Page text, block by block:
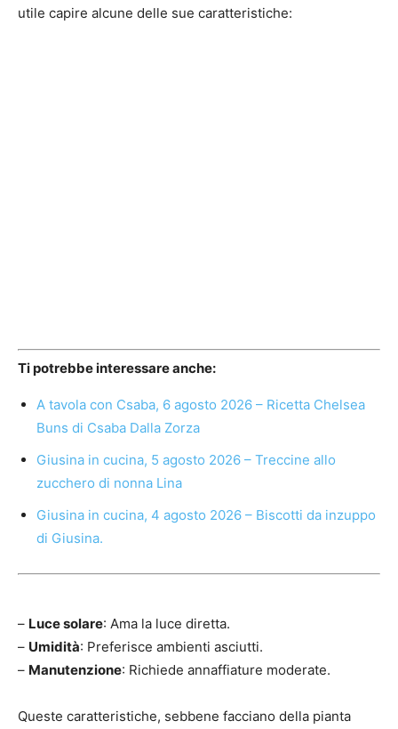
utile capire alcune delle sue caratteristiche:
Ti potrebbe interessare anche:
A tavola con Csaba, 6 agosto 2026 – Ricetta Chelsea
Buns di Csaba Dalla Zorza
Giusina in cucina, 5 agosto 2026 – Treccine allo
zucchero di nonna Lina
Giusina in cucina, 4 agosto 2026 – Biscotti da inzuppo
di Giusina.
– Luce solare: Ama la luce diretta.
– Umidità: Preferisce ambienti asciutti.
– Manutenzione: Richiede annaffiature moderate.
Queste caratteristiche, sebbene facciano della pianta